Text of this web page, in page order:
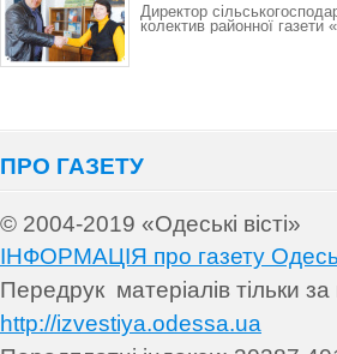
Директор
колектив районної газети
ПРО ГАЗЕТУ
© 2004-2019 «Одеські вісті»
ІНФОРМАЦІЯ про газету
Передрук матеріалів тільки
http://izvestiya.odessa.ua